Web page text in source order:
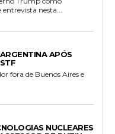
nesta...
APÓS
fora de Buenos Aires e
NUCLEARES